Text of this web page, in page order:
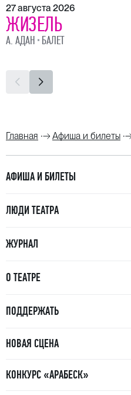
27 августа 2026
ЖИЗЕЛЬ
А. АДАН БАЛЕТ
Главная Афиша и билеты
АФИША И БИЛЕТЫ
ЛЮДИ ТЕАТРА
ЖУРНАЛ
О ТЕАТРЕ
ПОДДЕРЖАТЬ
НОВАЯ СЦЕНА
КОНКУРС «АРАБЕСК»